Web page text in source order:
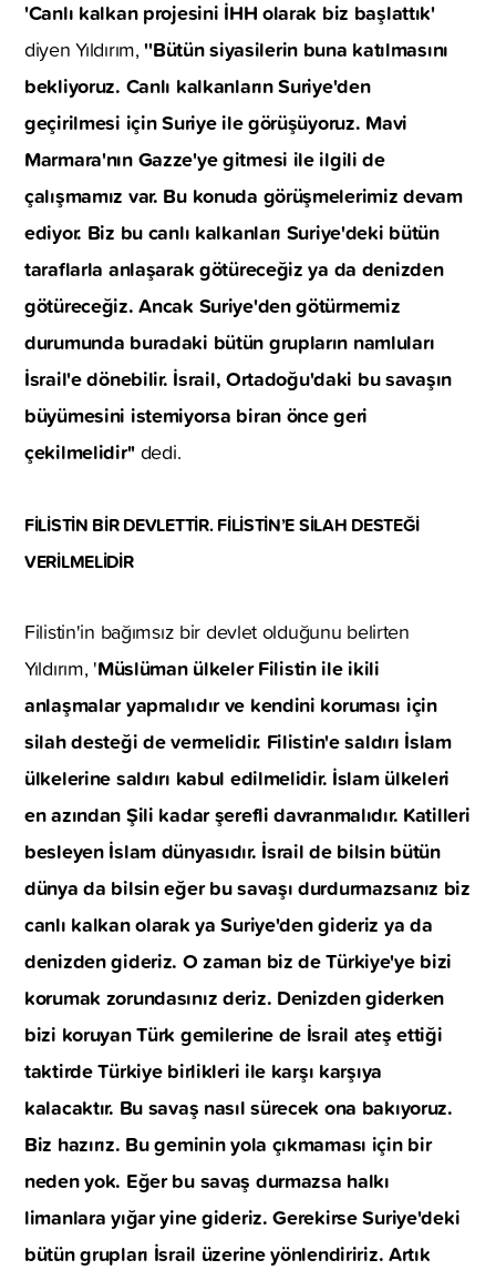
'Canlı kalkan projesini İHH olarak biz başlattık'
diyen Yıldırım,''Bütün siyasilerin buna katılmasını
bekliyoruz. Canlı kalkanların Suriye'den
geçirilmesi için Suriye ile görüşüyoruz. Mavi
Marmara'nın Gazze'ye gitmesi ile ilgili de
çalışmamız var. Bu konuda görüşmelerimiz devam
ediyor. Biz bu canlı kalkanları Suriye'deki bütün
taraflarla anlaşarak götüreceğiz ya da denizden
götüreceğiz. Ancak Suriye'den götürmemiz
durumunda buradaki bütün grupların namluları
İsrail'e dönebilir. İsrail, Ortadoğu'daki bu savaşın
büyümesini istemiyorsa biran önce geri
çekilmelidir''dedi.
FİLİSTİN BİR DEVLETTİR. FİLİSTİN’E SİLAH DESTEĞİ
VERİLMELİDİR
Filistin'in bağımsız bir devlet olduğunu belirten
Yıldırım, 'Müslüman ülkeler Filistin ile ikili
anlaşmalar yapmalıdır ve kendini koruması için
silah desteği de vermelidir. Filistin'e saldırı İslam
ülkelerine saldırı kabul edilmelidir. İslam ülkeleri
en azından Şili kadar şerefli davranmalıdır. Katilleri
besleyen İslam dünyasıdır. İsrail de bilsin bütün
dünya da bilsin eğer bu savaşı durdurmazsanız biz
canlı kalkan olarak ya Suriye'den gideriz ya da
denizden gideriz. O zaman biz de Türkiye'ye bizi
korumak zorundasınız deriz. Denizden giderken
bizi koruyan Türk gemilerine de İsrail ateş ettiği
taktirde Türkiye birlikleri ile karşı karşıya
kalacaktır. Bu savaş nasıl sürecek ona bakıyoruz.
Biz hazırız. Bu geminin yola çıkmaması için bir
neden yok. Eğer bu savaş durmazsa halkı
limanlara yığar yine gideriz. Gerekirse Suriye'deki
bütün grupları İsrail üzerine yönlendiririz. Artık